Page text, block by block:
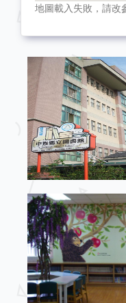
地圖載入失敗，請改